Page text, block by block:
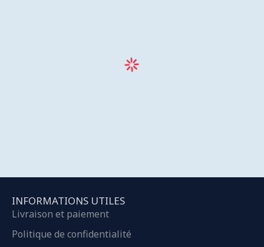
INFORMATIONS UTILES
Livraison et paiement
Politique de confidentialité